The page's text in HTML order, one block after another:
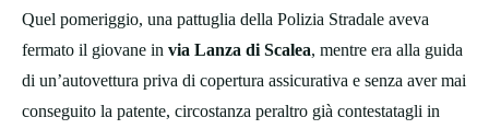
Quel pomeriggio, una pattuglia della Polizia Stradale aveva
fermato il giovane in via Lanza di Scalea, mentre era alla guida
di un’autovettura priva di copertura assicurativa e senza aver mai
conseguito la patente, circostanza peraltro già contestatagli in